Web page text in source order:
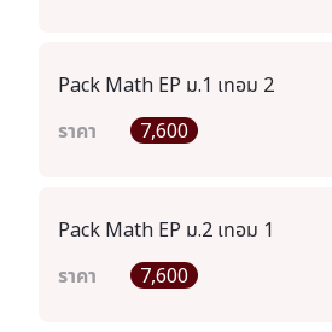
Pack Math EP ม.1 เทอม 2
ราคา
7,600
Pack Math EP ม.2 เทอม 1
ราคา
7,600